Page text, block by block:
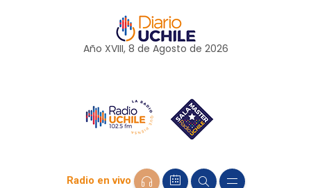
Año XVIII, 8 de Agosto de 2026
Radio en vivo